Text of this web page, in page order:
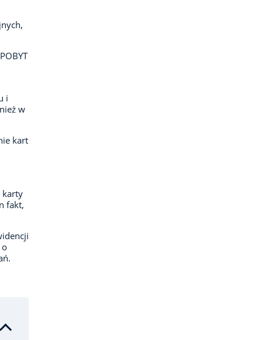
i
w
kart
karty
fakt,
o